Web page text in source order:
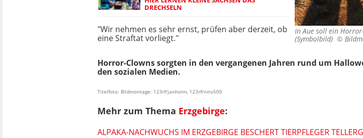
In Aue soll ein
(Symbolbild) ©
DRECHSELN
"Wir nehmen es sehr ernst, prüfen aber derzeit, ob
eine Straftat vorliegt."
Horror-Clowns sorgten in den vergangenen Jahren rund um
den sozialen Medien.
Titelfoto: Bildmontage: 123rf/janholm, 123rf/nito500
Mehr zum Thema Erzgebirge:
ALPAKA-NACHWUCHS IM ERZGEBIRGE BESCHERT TIERPFLEGER